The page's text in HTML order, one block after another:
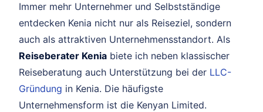
Immer mehr Unternehmer und Selbstständige
entdecken Kenia nicht nur als Reiseziel, sondern
auch als attraktiven Unternehmensstandort. Als
Reiseberater Kenia biete ich neben klassischer
Reiseberatung auch Unterstützung bei der LLC-
Gründung in Kenia. Die häufigste
Unternehmensform ist die Kenyan Limited.